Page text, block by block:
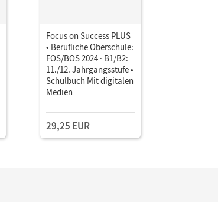
Focus on Success PLUS
• Berufliche Oberschule:
FOS/BOS 2024 · B1/B2:
11./12. Jahrgangsstufe •
Schulbuch Mit digitalen
Medien
29,25 EUR